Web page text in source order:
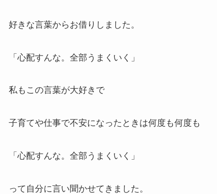
好きな言葉からお借りしました。
「心配すんな。全部うまくいく」
私もこの言葉が大好きで
子育てや仕事で不安になったときは何度も何度も
「心配すんな。全部うまくいく」
って自分に言い聞かせてきました。